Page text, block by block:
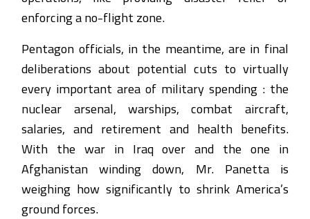
enforcing a no-flight zone.
Pentagon officials, in the meantime, are in final
deliberations about potential cuts to virtually
every important area of military spending : the
nuclear arsenal, warships, combat aircraft,
salaries, and retirement and health benefits.
With the war in Iraq over and the one in
Afghanistan winding down, Mr. Panetta is
weighing how significantly to shrink America’s
ground forces.